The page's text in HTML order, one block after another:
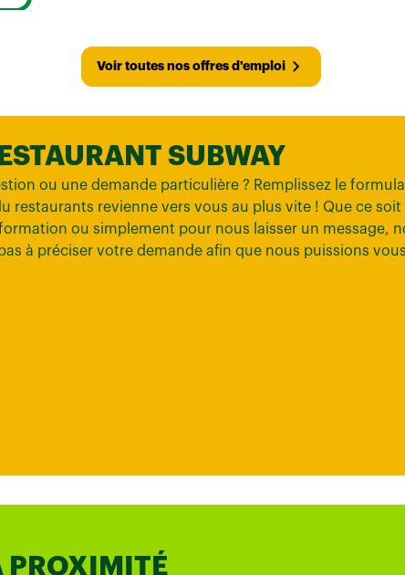
Voir toutes nos offres d'emploi
SUBWAY
ou une demande particulière ? Remplissez le
restaurants revienne vers vous au plus vite ! Que ce
ou simplement pour nous laisser un message,
à préciser votre demande afin que nous puissions vous
PROXIMITÉ